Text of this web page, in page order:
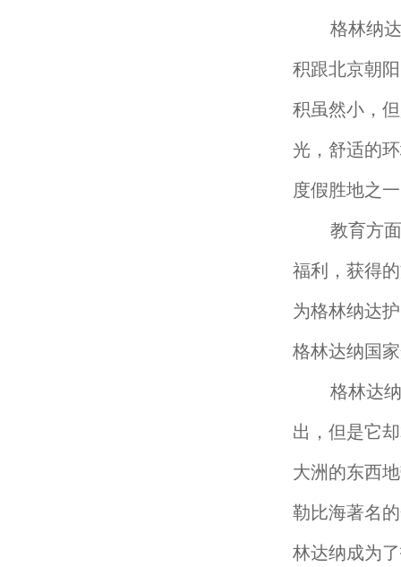
格林纳达
积跟北京朝
积虽然小，
光，舒适的
度假胜地之
教育方面:
福利，获得
为格林纳达
格林达纳国
格林达纳
出，但是它
大洲的东西
勒比海著名
林达纳成为